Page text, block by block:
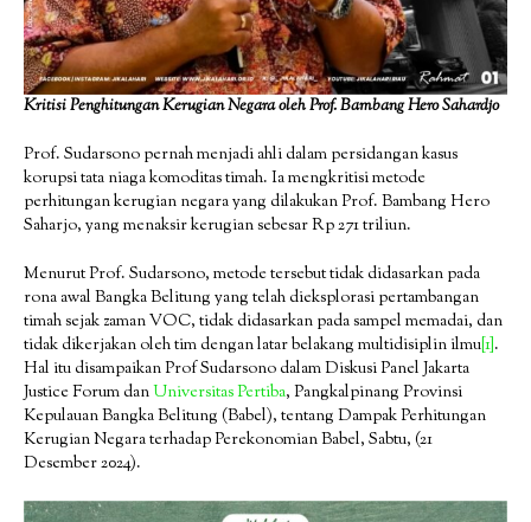
Kritisi Penghitungan Kerugian Negaraoleh Prof. Bambang Hero Sahardjo
Prof. Sudarsono pernah menjadi ahli dalam persidangan kasus
korupsi tata niaga komoditas timah. Ia mengkritisi metode
perhitungan kerugian negara yang dilakukan Prof. Bambang Hero
Saharjo, yang menaksir kerugian sebesar Rp 271 triliun.
Menurut Prof. Sudarsono, metode tersebut tidak didasarkan pada
rona awal Bangka Belitung yang telah dieksplorasi pertambangan
timah sejak zaman VOC, tidak didasarkan pada sampel memadai, dan
tidak dikerjakan oleh tim dengan latar belakang multidisiplin ilmu[1].
Hal itu disampaikan Prof Sudarsono dalam Diskusi Panel Jakarta
Justice Forum danUniversitas Pertiba, Pangkalpinang Provinsi
Kepulauan Bangka Belitung (Babel), tentang Dampak Perhitungan
Kerugian Negara terhadap Perekonomian Babel, Sabtu, (21
Desember 2024).